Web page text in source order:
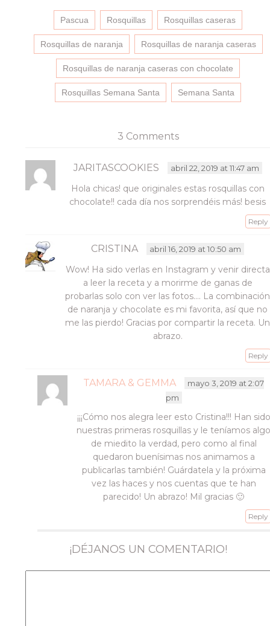
Facebook
(Se
abre
en
una
ventana
nueva)
Twitter
(Se
abre
en
una
ventana
nueva)
Pinterest
(Se
abre
en
una
ventana
nueva)
enlace
por
correo
electrónico
a
un
amigo
(Se
abre
en
una
ventana
Pascua Rosquillas Rosquillas caseras
Rosquillas de naranja Rosquillas de naranja caseras
Rosquillas de naranja caseras con chocolate
Rosquillas Semana Santa Semana Santa
3 Comments
JARITASCOOKIES abril 22, 2019 at 11:47 am
Hola chicas! que originales estas rosquillas con
chocolate!! cada día nos sorprendéis más! besis
Reply
CRISTINA abril 16, 2019 at 10:50 am
Wow! Ha sido verlas en Instagram y venir directa
a leer la receta y a morirme de ganas de
probarlas solo con ver las fotos…. La combinación
de naranja y chocolate es mi favorita, así que no
me las pierdo! Gracias por compartir la receta. Un
abrazo.
Reply
TAMARA & GEMMA
mayo 3, 2019 at 2:07
pm
¡¡¡Cómo nos alegra leer esto Cristina!!! Han sido
nuestras primeras rosquillas y le teníamos
de miedito la verdad, pero como al final
quedaron buenísimas nos animamos a
publicarlas también! Guárdatela y la próxima
vez las haces y nos cuentas que te han
parecido! Un abrazo! Mil gracias 🙂
Reply
¡DÉJANOS UN COMENTARIO!